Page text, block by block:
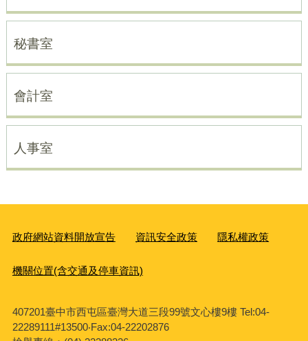
秘書室
會計室
人事室
政府網站資料開放宣告 資訊安全政策 隱私權政策
機關位置(含交通及停車資訊)
407201臺中市西屯區臺灣大道三段99號文心樓9樓 Tel:04-
22289111#13500‧Fax:04-22202876